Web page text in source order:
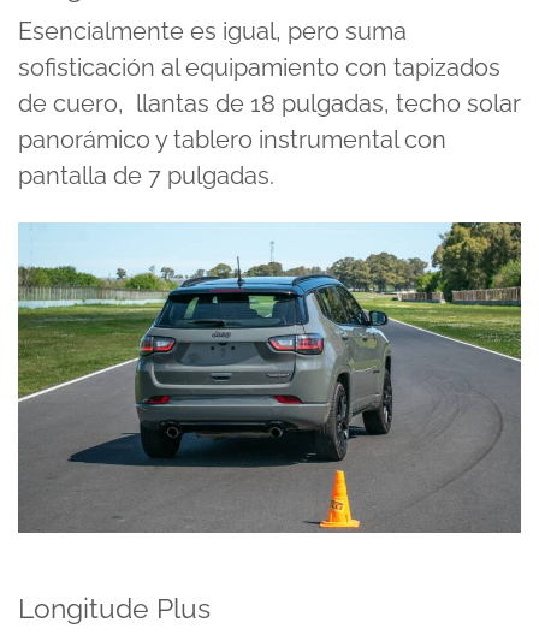
Esencialmente es igual, pero suma
sofisticación al equipamiento con tapizados
de cuero, llantas de 18 pulgadas, techo solar
panorámico y tablero instrumental con
pantalla de 7 pulgadas.
Longitude Plus